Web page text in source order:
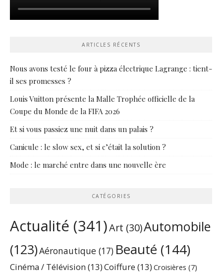
ARTICLES RÉCENTS
Nous avons testé le four à pizza électrique Lagrange : tient-
il ses promesses ?
Louis Vuitton présente la Malle Trophée officielle de la
Coupe du Monde de la FIFA 2026
Et si vous passiez une nuit dans un palais ?
Canicule : le slow sex, et si c’était la solution ?
Mode : le marché entre dans une nouvelle ère
CATÉGORIES
Actualité (341)Art (30)Automobile
(123)Aéronautique (17) Beauté (144)
Cinéma / Télévision(13)Coiffure(13) Croisières (7)